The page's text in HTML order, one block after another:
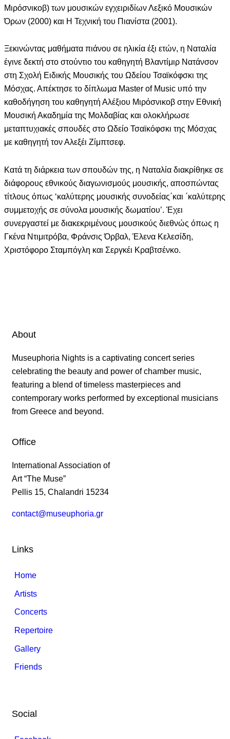
Μιρόσνικοβ) των μουσικών εγχειριδίων Λεξικό Μουσικών
Όρων (2000) και Η Τεχνική του Πιανίστα (2001).
Ξεκινώντας μαθήματα πιάνου σε ηλικία έξι ετών, η Ναταλία
έγινε δεκτή στο στούντιο του καθηγητή Βλαντίμιρ Νατάνσον
στη Σχολή Ειδικής Μουσικής του Ωδείου Τσαϊκόφσκι της
Μόσχας. Απέκτησε το δίπλωμα Master of Music υπό την
καθοδήγηση του καθηγητή Αλέξιου Μιρόσνικοβ στην Εθνική
Μουσική Ακαδημία της Μολδαβίας και ολοκλήρωσε
μεταπτυχιακές σπουδές στο Ωδείο Τσαϊκόφσκι της Μόσχας
με καθηγητή τον Αλεξέι Ζίμπτσεφ.
Κατά τη διάρκεια των σπουδών της, η Ναταλία διακρίθηκε σε
διάφορους εθνικούς διαγωνισμούς μουσικής, αποσπώντας
τίτλους όπως ‘καλύτερης μουσικής συνοδείας΄και ΄καλύτερης
συμμετοχής σε σύνολα μουσικής δωματίου’. Έχει
συνεργαστεί με διακεκριμένους μουσικούς διεθνώς όπως η
Γκένα Ντιμιτρόβα, Φράνσις Όρβαλ, Έλενα Κελεσίδη,
Χριστόφορο Σταμπόγλη και Σεργκέι Κραβτσένκο.
About
Museuphoria Nights is a captivating concert series
celebrating the beauty and power of chamber music,
featuring a blend of timeless masterpieces and
contemporary works performed by exceptional musicians
from Greece and beyond.
Office
International Association of
Art “The Muse”
Pellis 15, Chalandri 15234
contact@museuphoria.gr
Links
Home
Artists
Concerts
Repertoire
Gallery
Friends
Social